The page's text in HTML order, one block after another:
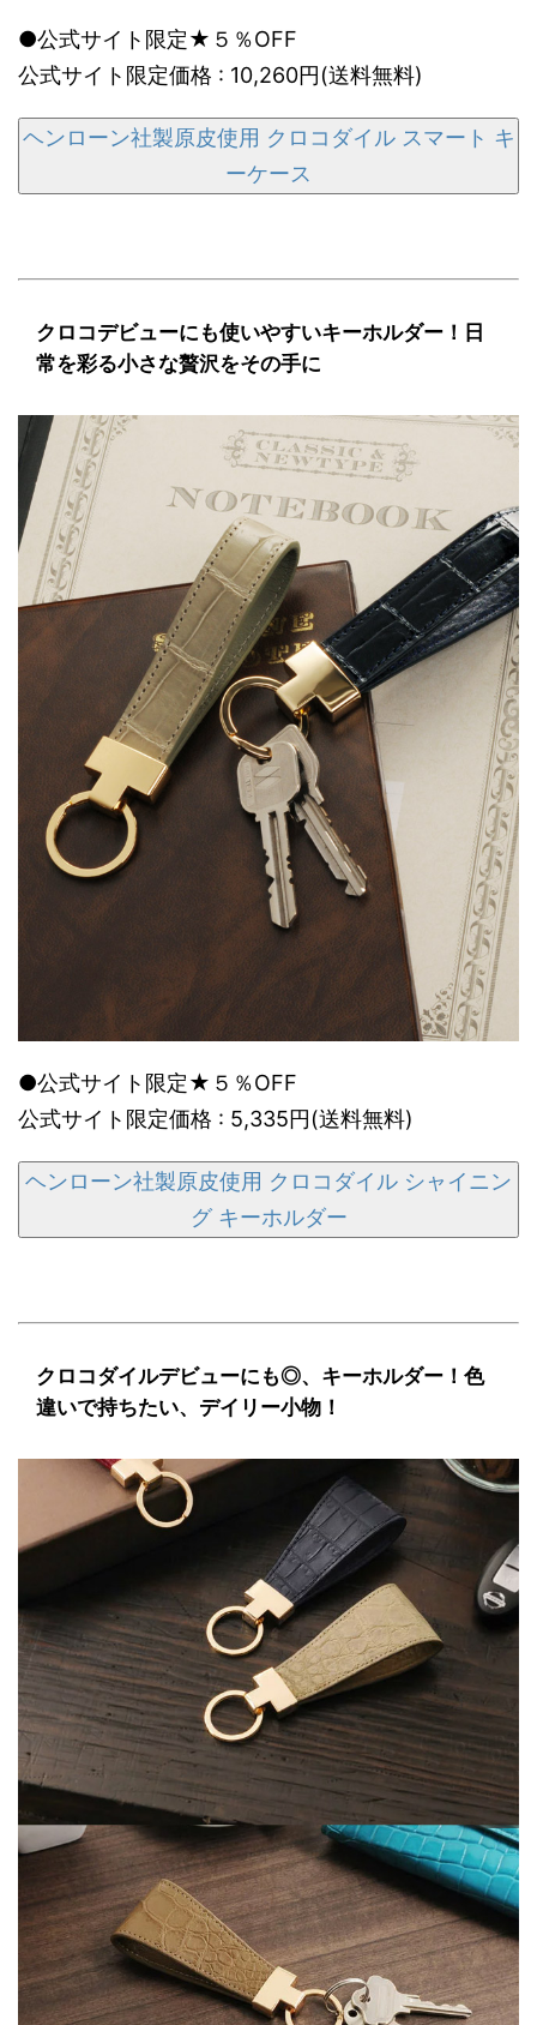
●公式サイト限定★５％OFF
公式サイト限定価格 : 10,260円(送料無料)
ヘンローン社製原皮使用 クロコダイル スマート キ
ーケース
クロコデビューにも使いやすいキーホルダー！日
常を彩る小さな贅沢をその手に
●公式サイト限定★５％OFF
公式サイト限定価格 : 5,335円(送料無料)
ヘンローン社製原皮使用 クロコダイル シャイニン
グ キーホルダー
クロコダイルデビューにも◎、キーホルダー！色
違いで持ちたい、デイリー小物！